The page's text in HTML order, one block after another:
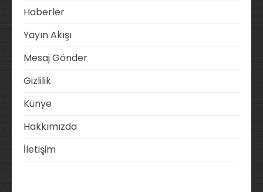
Haberler
Yayın Akışı
Mesaj Gönder
Gizlilik
Künye
Hakkımızda
İletişim